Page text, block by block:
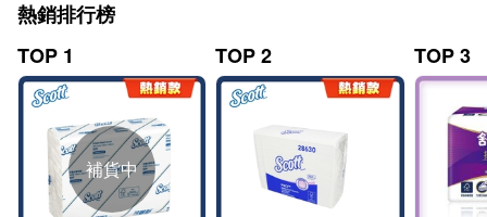
熱銷排行榜
TOP 1
補貨中
TOP 2 TOP 3